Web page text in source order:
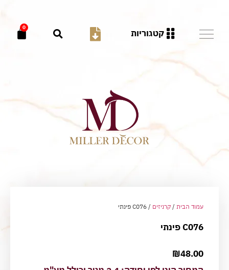
קטגוריות
0
עמוד הבית / קרניזים / C076 פינתי
C076 פינתי
₪48.00